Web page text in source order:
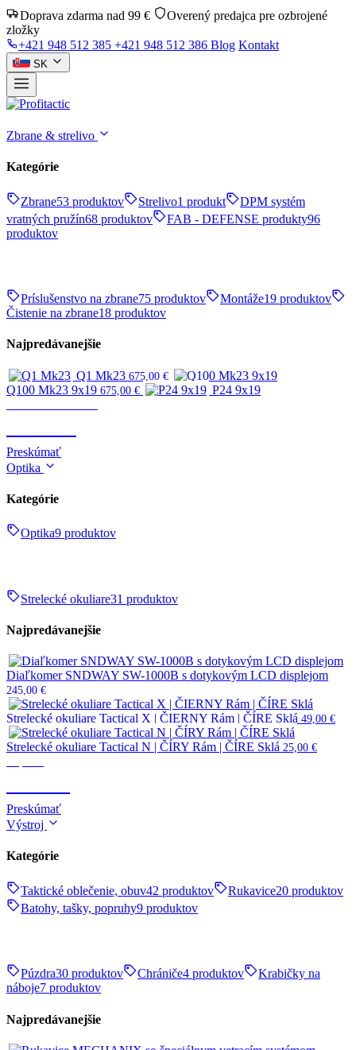
Doprava zdarma nad 99 €
Overený predajca pre ozbrojené
zložky
+421 948 512 385 +421 948 512 386 Blog Kontakt
SK
Zbrane & strelivo
Kategórie
Zbrane53 produktov Strelivo1 produkt
DPM systém
vratných pružín68 produktov FAB - DEFENSE produkty96
produktov
Príslušenstvo na zbrane75 produktov Montáže19 produktov
Čistenie na zbrane18 produktov
Najpredávanejšie
Q1 Mk23 675,00 €
Q100 Mk23 9x19 675,00 €
P24 9x19
Preskúmať
Optika
Kategórie
Optika9 produktov
Strelecké okuliare31 produktov
Najpredávanejšie
Diaľkomer SNDWAY SW-1000B s dotykovým LCD displejom
245,00 €
Strelecké okuliare Tactical X | ČIERNY Rám | ČÍRE Sklá 49,00 €
Strelecké okuliare Tactical N | ČÍRY Rám | ČÍRE Sklá 25,00 €
Preskúmať
Výstroj
Kategórie
Taktické oblečenie, obuv42 produktov Rukavice20 produktov
Batohy, tašky, popruhy9 produktov
Púzdra30 produktov Chrániče4 produktov
Krabičky na
náboje7 produktov
Najpredávanejšie